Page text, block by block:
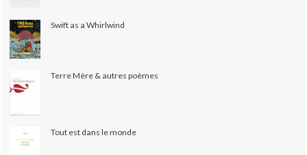
Swift as a Whirlwind
Terre Mère & autres poèmes
Tout est dans le monde